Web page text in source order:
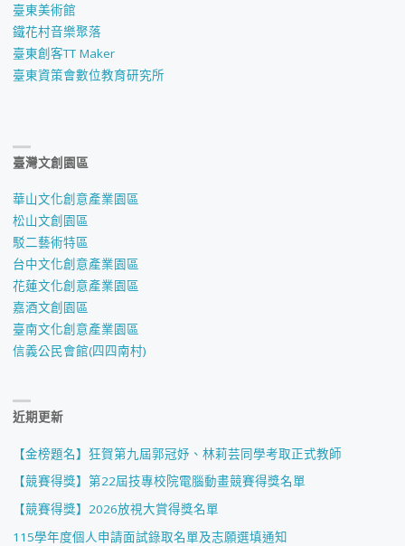
臺東美術館
鐵花村音樂聚落
臺東創客TT Maker
臺東資策會數位教育研究所
臺灣文創園區
華山文化創意產業園區
松山文創園區
駁二藝術特區
台中文化創意產業園區
花蓮文化創意產業園區
嘉酒文創園區
臺南文化創意產業園區
信義公民會館(四四南村)
近期更新
【金榜題名】狂賀第九屆郭冠妤、林莉芸同學考取正式教師
【競賽得獎】第22屆技專校院電腦動畫競賽得獎名單
【競賽得獎】2026放視大賞得獎名單
115學年度個人申請面試錄取名單及志願選填通知